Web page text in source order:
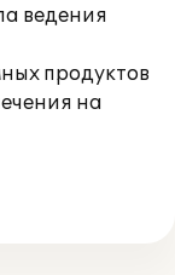
ведения
продуктов
на